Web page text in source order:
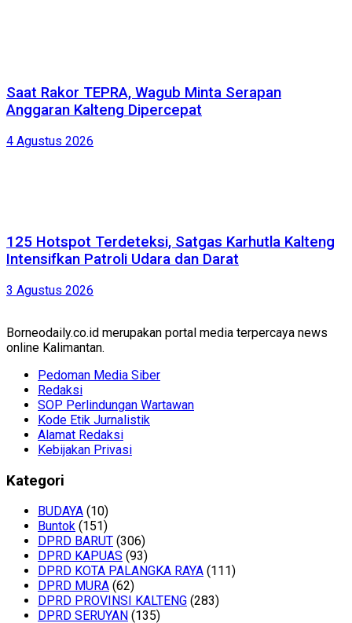
Saat Rakor TEPRA, Wagub Minta Serapan
Anggaran Kalteng Dipercepat
4 Agustus 2026
125 Hotspot Terdeteksi, Satgas Karhutla Kalteng
Intensifkan Patroli Udara dan Darat
3 Agustus 2026
Borneodaily.co.id merupakan portal media terpercaya news
online Kalimantan.
Pedoman Media Siber
Redaksi
SOP Perlindungan Wartawan
Kode Etik Jurnalistik
Alamat Redaksi
Kebijakan Privasi
Kategori
BUDAYA (10)
Buntok (151)
DPRD BARUT (306)
DPRD KAPUAS (93)
DPRD KOTA PALANGKA RAYA (111)
DPRD MURA (62)
DPRD PROVINSI KALTENG (283)
DPRD SERUYAN (135)